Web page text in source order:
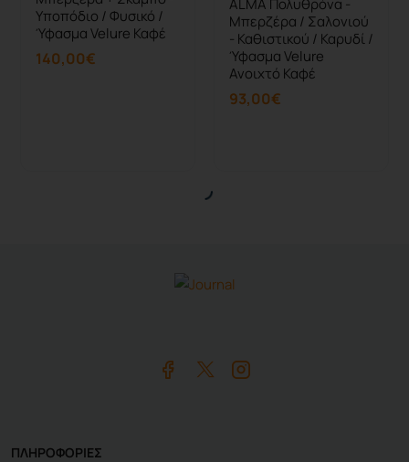
Υποπόδιο / Φυσικό /
Ύφασμα Velure Καφέ
140,00€
ALMA Πολυθρόνα -
Μπερζέρα / Σαλονιού
- Καθιστικού / Καρυδί /
Ύφασμα Velure
Ανοιχτό Καφέ
93,00€
ΠΛΗΡΟΦΟΡΙΕΣ